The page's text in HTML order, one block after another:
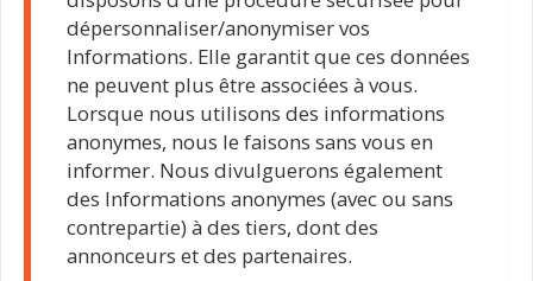
dépersonnaliser/anonymiser vos
Informations. Elle garantit que ces données
ne peuvent plus être associées à vous.
Lorsque nous utilisons des informations
anonymes, nous le faisons sans vous en
informer. Nous divulguerons également
des Informations anonymes (avec ou sans
contrepartie) à des tiers, dont des
annonceurs et des partenaires.